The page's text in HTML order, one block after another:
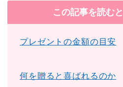
この記事を読む
プレゼントの金額の目安
何を贈ると喜ばれるのか